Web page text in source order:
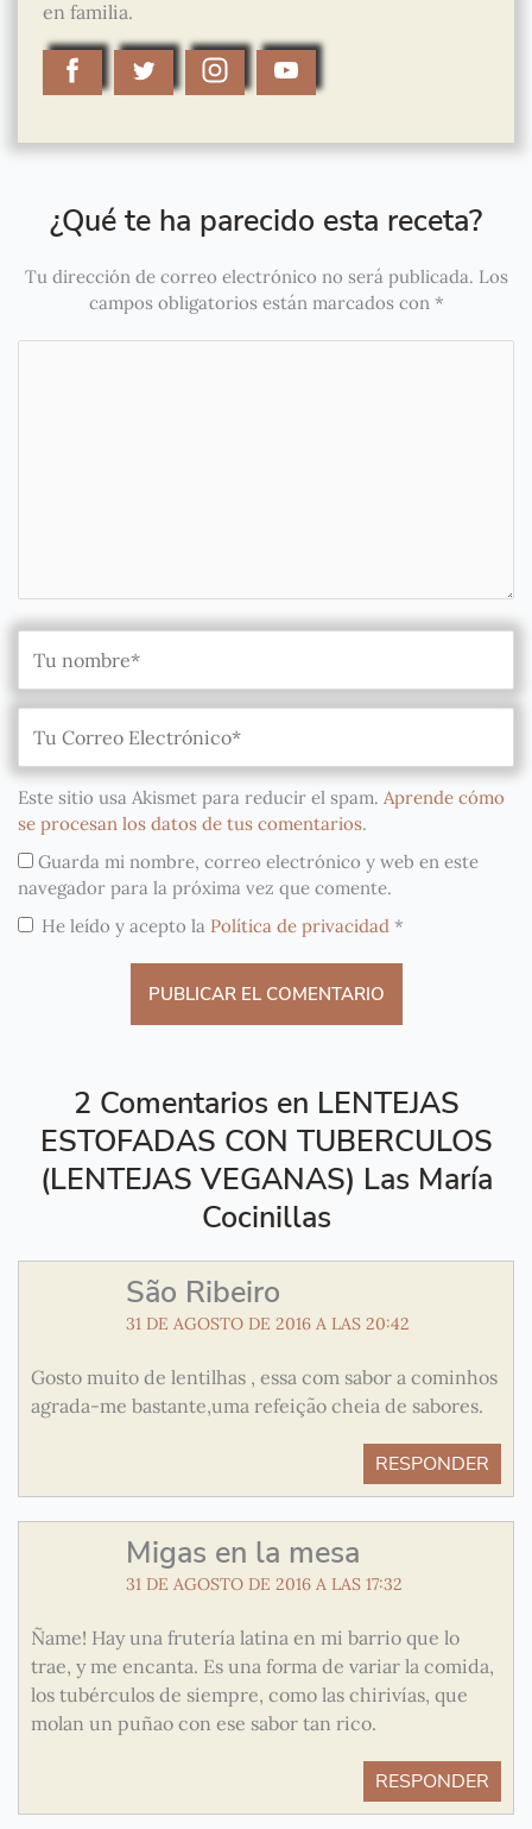
en familia.
¿Qué te ha parecido esta receta?
Tu dirección de correo electrónico no será publicada. Los
campos obligatorios están marcados con *
Este sitio usa Akismet para reducir el spam. Aprende cómo
se procesan los datos de tus comentarios.
Guarda mi nombre, correo electrónico y web en este
navegador para la próxima vez que comente.
He leído y acepto la Política de privacidad *
2 Comentarios en LENTEJAS
ESTOFADAS CON TUBERCULOS
(LENTEJAS VEGANAS) Las María
Cocinillas
São Ribeiro
31 DE AGOSTO DE 2016 A LAS 20:42
Gosto muito de lentilhas , essa com sabor a cominhos
agrada-me bastante,uma refeição cheia de sabores.
RESPONDER
Migas en la mesa
31 DE AGOSTO DE 2016 A LAS 17:32
Ñame! Hay una frutería latina en mi barrio que lo
trae, y me encanta. Es una forma de variar la comida,
los tubérculos de siempre, como las chirivías, que
molan un puñao con ese sabor tan rico.
RESPONDER